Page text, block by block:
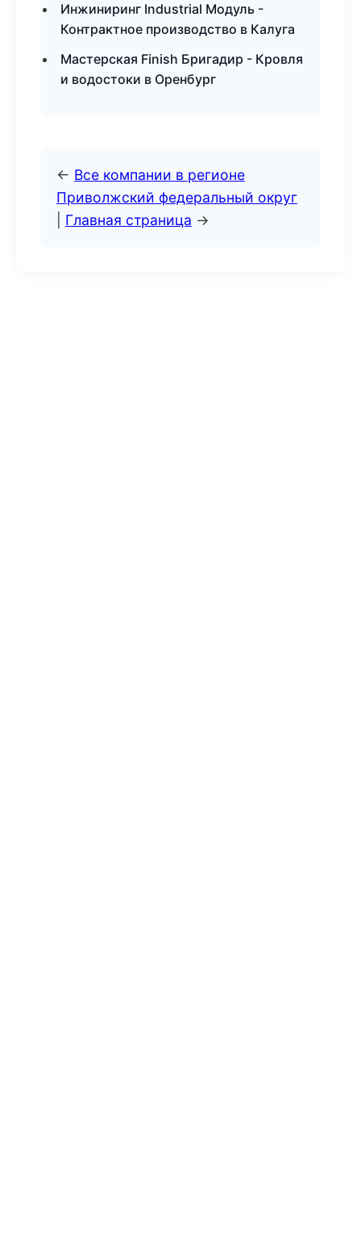
Инжиниринг Industrial Модуль -
Контрактное производство в Калуга
Мастерская Finish Бригадир - Кровля
и водостоки в Оренбург
← Все компании в регионе
Приволжский федеральный округ
Главная страница →